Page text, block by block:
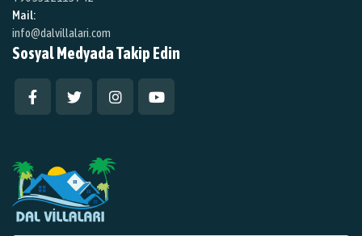
Mail:
info@dalvillalari.com
Sosyal Medyada Takip Edin